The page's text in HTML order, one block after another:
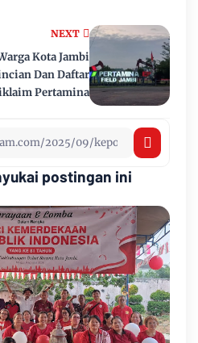
NEXT
Kota Jambi
Dan Daftar
Pertamina
postingan ini